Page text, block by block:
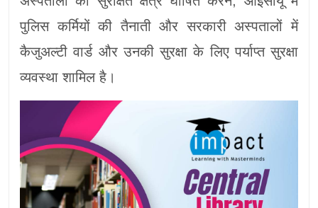
पुलिस कर्मियों की तैनाती और सरकारी अस्पतालों में
कैजुअल्टी वार्ड और उनकी सुरक्षा के लिए पर्याप्त सुरक्षा
व्यवस्था शामिल है।